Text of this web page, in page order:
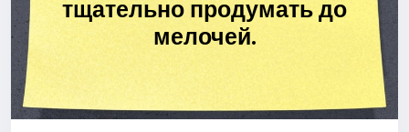
тщательно продумать до
мелочей.